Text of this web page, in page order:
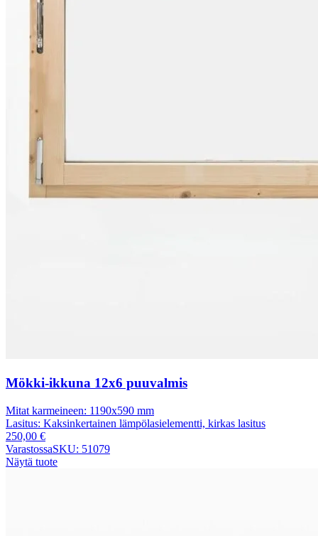
Mökki-ikkuna 12x6 puuvalmis
Mitat karmeineen: 1190x590 mm
Lasitus: Kaksinkertainen lämpölasielementti, kirkas lasitus
250,00 €
VarastossaSKU: 51079
Näytä tuote